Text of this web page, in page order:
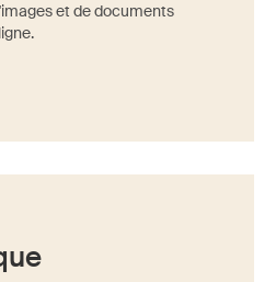
et de documents